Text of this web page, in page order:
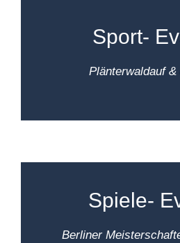
Sport-
Plänterwaldauf &
Spiele-
Berliner